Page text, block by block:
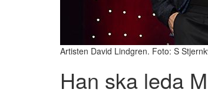
Artisten David Lindgren. Foto: S
Han ska leda